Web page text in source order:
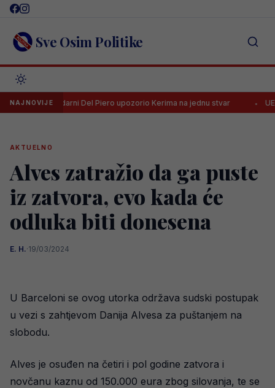
Skip
content Sve Osim Politike
NAJNOVIJE
Legendarni Del Piero upozorio Kerima na jednu stvar UEFA
AKTUELNO
Alves zatražio da ga puste
iz zatvora, evo kada će
odluka biti donesena
E. H.·19/03/2024
U Barceloni se ovog utorka održava sudski postupak
u vezi s zahtjevom Danija Alvesa za puštanjem na
slobodu.
Alves je osuđen na četiri i pol godine zatvora i
novčanu kaznu od 150.000 eura zbog silovanja, te se